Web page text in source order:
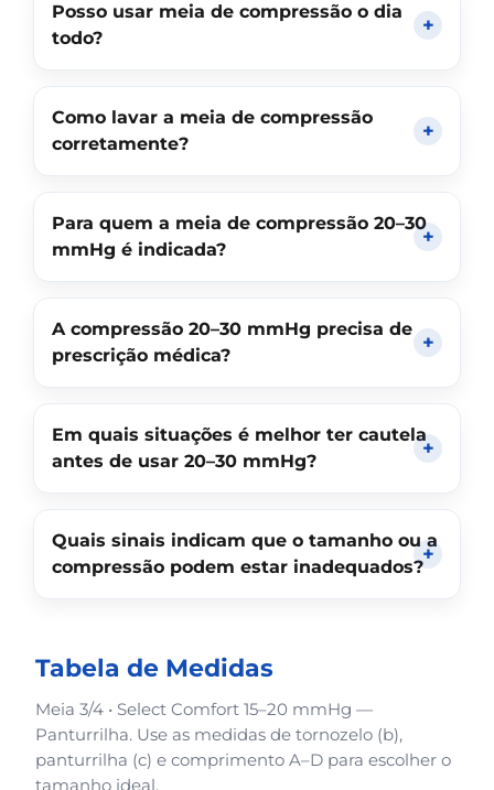
Posso usar meia de compressão o dia
todo?
Como lavar a meia de compressão
corretamente?
Para quem a meia de compressão 20–30
mmHg é indicada?
A compressão 20–30 mmHg precisa de
prescrição médica?
Em quais situações é melhor ter cautela
antes de usar 20–30 mmHg?
Quais sinais indicam que o tamanho ou a
compressão podem estar inadequados?
Tabela de Medidas
Meia 3/4 • Select Comfort 15–20 mmHg —
Panturrilha. Use as medidas de tornozelo (b),
panturrilha (c) e comprimento A–D para escolher o
tamanho ideal.